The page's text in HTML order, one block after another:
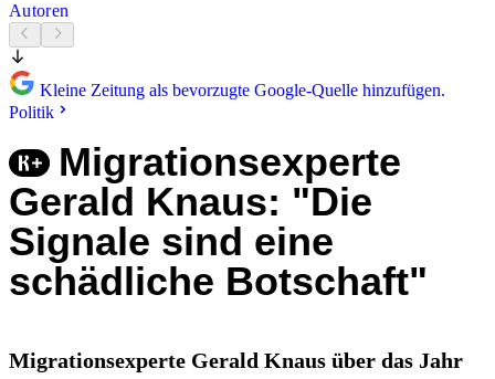
Autoren
Kleine Zeitung als bevorzugte Google-Quelle hinzufügen.
Politik
Migrationsexperte
Gerald Knaus: "Die
Signale sind eine
schädliche Botschaft"
Migrationsexperte Gerald Knaus über das Jahr